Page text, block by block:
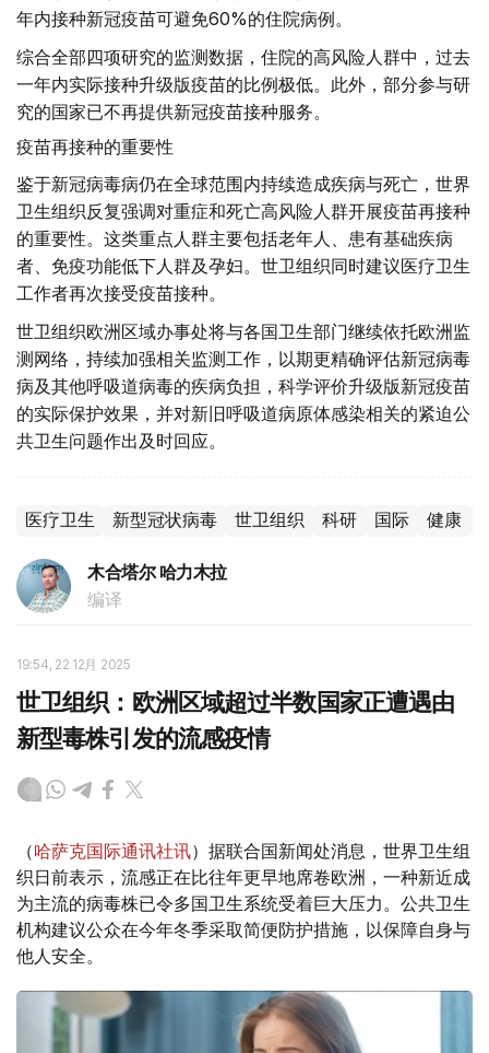
年内接种新冠疫苗可避免60%的住院病例。
综合全部四项研究的监测数据，住院的高风险人群中，过去
一年内实际接种升级版疫苗的比例极低。此外，部分参与研
究的国家已不再提供新冠疫苗接种服务。
疫苗再接种的重要性
鉴于新冠病毒病仍在全球范围内持续造成疾病与死亡，世界
卫生组织反复强调对重症和死亡高风险人群开展疫苗再接种
的重要性。这类重点人群主要包括老年人、患有基础疾病
者、免疫功能低下人群及孕妇。世卫组织同时建议医疗卫生
工作者再次接受疫苗接种。
世卫组织欧洲区域办事处将与各国卫生部门继续依托欧洲监
测网络，持续加强相关监测工作，以期更精确评估新冠病毒
病及其他呼吸道病毒的疾病负担，科学评价升级版新冠疫苗
的实际保护效果，并对新旧呼吸道病原体感染相关的紧迫公
共卫生问题作出及时回应。
医疗卫生 新型冠状病毒 世卫组织 科研 国际 健康
木合塔尔 哈力木拉
编译
19:54, 22 12月 2025
世卫组织：欧洲区域超过半数国家正遭遇由
新型毒株引发的流感疫情
（哈萨克国际通讯社讯）据联合国新闻处消息，世界卫生组
织日前表示，流感正在比往年更早地席卷欧洲，一种新近成
为主流的病毒株已令多国卫生系统受着巨大压力。公共卫生
机构建议公众在今年冬季采取简便防护措施，以保障自身与
他人安全。